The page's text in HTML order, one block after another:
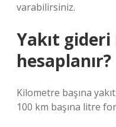
varabilirsiniz.
Yakıt gideri
hesaplanır?
Kilometre başına
100 km başına litre